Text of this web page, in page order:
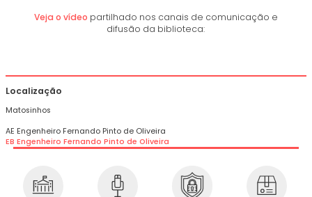
Veja o vídeo partilhado nos canais de comunicação e
difusão da biblioteca:
Localização
Matosinhos
AE Engenheiro Fernando Pinto de Oliveira
EB Engenheiro Fernando Pinto de Oliveira